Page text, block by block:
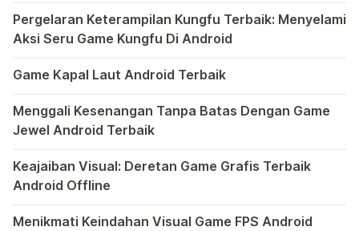
Pergelaran Keterampilan Kungfu Terbaik: Menyelami
Aksi Seru Game Kungfu Di Android
Dunia game selalu menawarkan pengalaman yang
Game Kapal Laut Android Terbaik
Di dunia game Android yang kaya dengan berbagai jenis
Menggali Kesenangan Tanpa Batas Dengan Game
Jewel Android Terbaik
Dalam hiruk-pikuk dunia game Android, ada satu genre
Keajaiban Visual: Deretan Game Grafis Terbaik
Android Offline
Ponsel pintar telah mengubah cara kita bermain game,
Menikmati Keindahan Visual Game FPS Android